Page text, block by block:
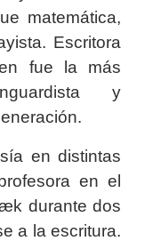
matemática,
Escritora
fue la más
y
en distintas
en el
durante dos
a la escritura.